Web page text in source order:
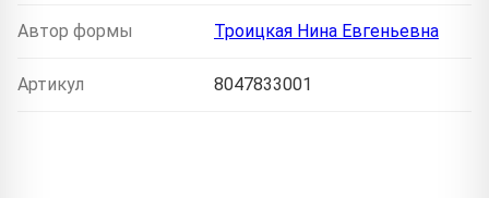
Автор формы Троицкая Нина Евгеньевна
Артикул 8047833001